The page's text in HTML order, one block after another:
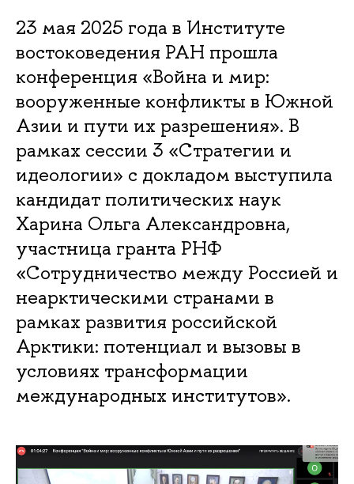
23 мая 2025 года в Институте
востоковедения РАН прошла
конференция «Война и мир:
вооруженные конфликты в Южной
Азии и пути их разрешения». В
рамках сессии 3 «Стратегии и
идеологии» с докладом выступила
кандидат политических наук
Харина Ольга Александровна,
участница гранта РНФ
«Сотрудничество между Россией и
неарктическими странами в
рамках развития российской
Арктики: потенциал и вызовы в
условиях трансформации
международных институтов».